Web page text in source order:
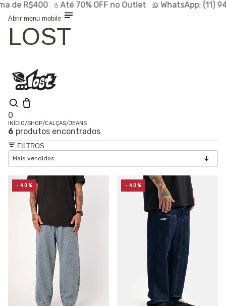
R$400 Até70% OFF no Outlet WhatsApp:(11)
Abrir menu mobile
LOST
0
Olá, visitante
Entrar /
Cadastrar
Shop
Linhas
Especiais
INÍCIO/SHOP/CALÇAS/JEANS
6 produtos encontrados
FILTROS
-40% -40%